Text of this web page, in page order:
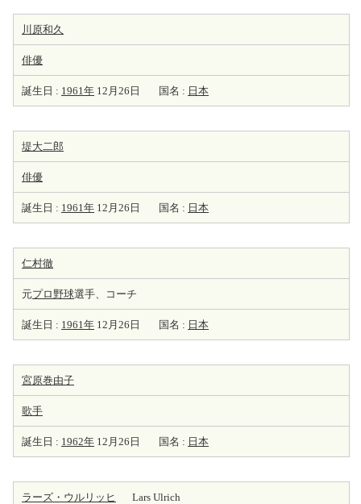
川原和久
俳優
誕生日 : 1961年 12月26日 国名 : 日本
堤大二郎
俳優
誕生日 : 1961年 12月26日 国名 : 日本
仁村徹
元プロ野球選手、コーチ
誕生日 : 1961年 12月26日 国名 : 日本
宮原巻由子
歌手
誕生日 : 1962年 12月26日 国名 : 日本
ラーズ・ウルリッヒ Lars Ulrich